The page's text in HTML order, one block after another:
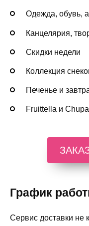
Одежда, обувь,
Канцелярия,
Скидки недели
Коллекция
Печенье и
Fruittella и
График
Сервис доставки не